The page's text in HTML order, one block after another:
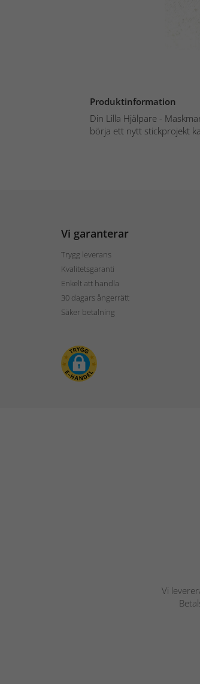
Produktinformation
Din Lilla Hjälpare -
börja ett nytt stickprojekt
Vi garanterar
Trygg leverans
Kvalitetsgaranti
Enkelt att handla
30 dagars ångerrätt
Säker betalning
Vi